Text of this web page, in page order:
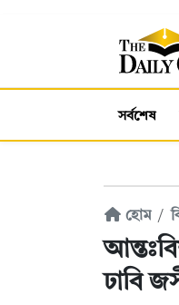
সর্বশেষ
হোম
ঢাবি